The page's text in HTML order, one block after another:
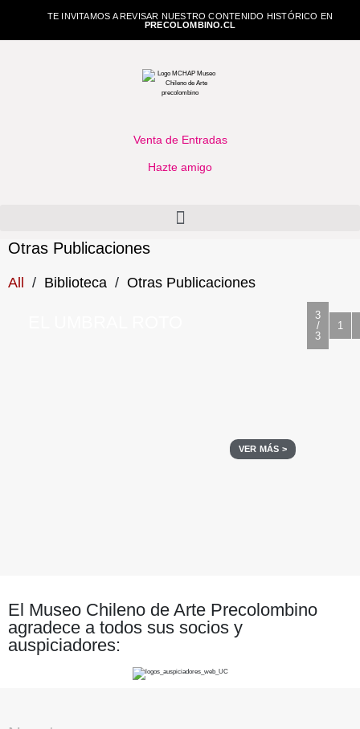
TE INVITAMOS A REVISAR NUESTRO CONTENIDO HISTÓRICO EN
PRECOLOMBINO.CL
Venta de Entradas
Hazte amigo
Otras Publicaciones
All / Biblioteca / Otras Publicaciones
VER MÁS >
3
/
3
1
El Museo Chileno de Arte Precolombino
agradece a todos sus socios y
auspiciadores: